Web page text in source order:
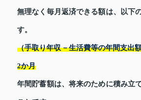
無理なく毎月返済できる額は、以下
す。
（手取り年収－生活費等の年間支出
2か月
年間貯蓄額は、将来のために積み立